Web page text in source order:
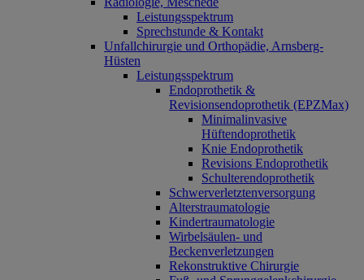
Leistungsspektrum
Sprechstunde & Kontakt
Unfallchirurgie und Orthopädie, Arnsberg-
Hüsten
Leistungsspektrum
Endoprothetik &
Revisionsendoprothetik (EPZMax)
Minimalinvasive
Hüftendoprothetik
Knie Endoprothetik
Revisions Endoprothetik
Schulterendoprothetik
Schwerverletztenversorgung
Alterstraumatologie
Kindertraumatologie
Wirbelsäulen- und
Beckenverletzungen
Rekonstruktive Chirurgie